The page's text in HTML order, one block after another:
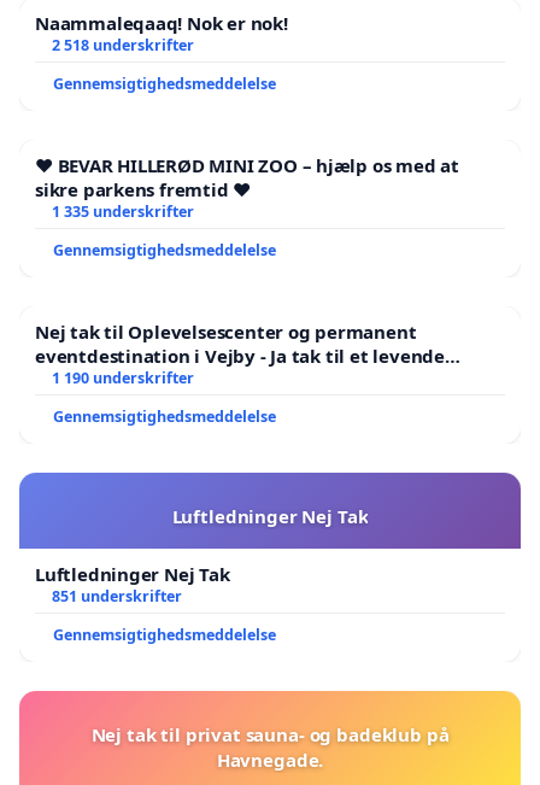
Naammaleqaaq! Nok er nok!
2 518 underskrifter
Gennemsigtighedsmeddelelse
❤️ BEVAR HILLERØD MINI ZOO – hjælp os med at
sikre parkens fremtid ❤️
1 335 underskrifter
Gennemsigtighedsmeddelelse
Nej tak til Oplevelsescenter og permanent
eventdestination i Vejby - Ja tak til et levende
lokalområde i balance
1 190 underskrifter
Gennemsigtighedsmeddelelse
Luftledninger Nej Tak
Luftledninger Nej Tak
851 underskrifter
Gennemsigtighedsmeddelelse
Nej tak til privat sauna- og badeklub på
Havnegade.